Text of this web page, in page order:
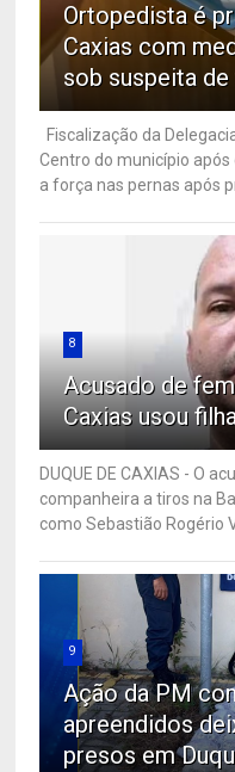
Ortopedista é
Caxias com
sob suspeita
Fiscalização da
Centro do município
a força nas pernas após
8
Acusado de
Caxias usou
DUQUE DE CAXIAS - O
companheira a tiros na
como Sebastião Rogério
9
Ação da PM
apreendidos
presos em